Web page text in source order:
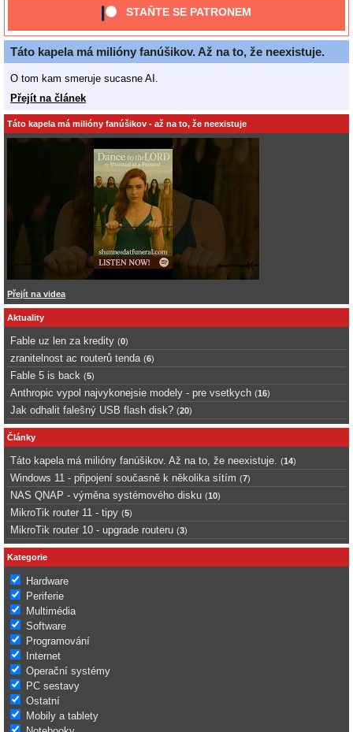
STAŇTE SE PATRONEM
Táto kapela má milióny fanúšikov. Až na to, že neexistuje.
O tom kam smeruje sucasne AI.
Přejít na článek
Táto kapela má milióny fanúšikov - až na to, že neexistuje
Přejít na videa
Aktuality
Fable uz len za kredity (0)
zranitelnost ac routerů tenda (6)
Fable 5 is back (5)
Anthropic vypol najvykonejsie modely - pre vsetkych (16)
Jak odhalit falešný USB flash disk? (20)
Články
Táto kapela má milióny fanúšikov. Až na to, že neexistuje. (14)
Windows 11 - připojení současně k několika sítím (7)
NAS QNAP - výměna systémového disku (10)
MikroTik router 11 - tipy (5)
MikroTik router 10 - upgrade routeru (3)
Kategorie
Hardware
Periferie
Multimédia
Software
Programování
Internet
Operační systémy
PC sestavy
Ostatní
Mobily a tablety